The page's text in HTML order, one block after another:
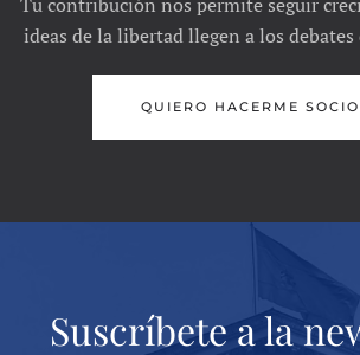
ideas de la libertad llegen a los
QUIERO HACERME SOCIO
Suscríbete a la